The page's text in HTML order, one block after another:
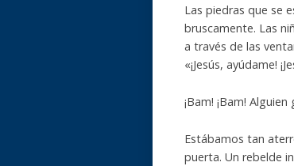
Las piedras que se
bruscamente. Las
a través de las
«¡Jesús, ayúdame!
¡Bam! ¡Bam!
Estábamos tan
puerta. Un rebelde